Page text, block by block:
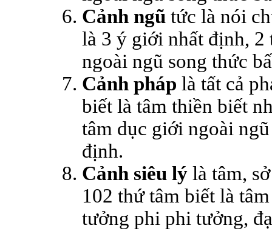
Cảnh ngũ tức là nói
là 3 ý giới nhất định, 2
ngoài ngũ song thức
Cảnh pháp là tất cả
biết là tâm thiền biết
tâm dục giới ngoài
định.
Cảnh siêu lý là tâm,
102 thứ tâm biết là
tưởng phi phi tưởng,